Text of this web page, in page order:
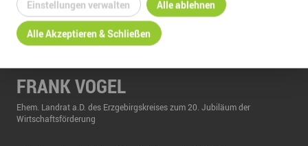
FRANK VOGEL
Ehem. Landrat a.D. des Erzgebirgskreises zum 20. Jubiläum der
Wirtschaftsförderung
Einstellungen verwalten Alle ablehnen
Alle Akzeptieren & Schließen